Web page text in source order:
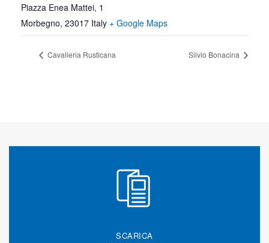
Piazza Enea Mattei, 1
Morbegno, 23017 Italy + Google Maps
Cavalleria Rusticana Silvio Bonacina
SCARICA